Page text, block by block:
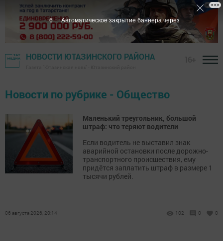
НОВОСТИ ЮТАЗИНСКОГО РАЙОНА
Новости по рубрике - Общество
Маленький треугольник, большой
штраф: что теряют водители
Если водитель не выставил знак
аварийной остановки после дорожно-
транспортного происшествия, ему
придётся заплатить штраф в размере 1
тысячи рублей.
06 августа 2026, 20:14 102 0 0
5 Автоматическое закрытие баннера через